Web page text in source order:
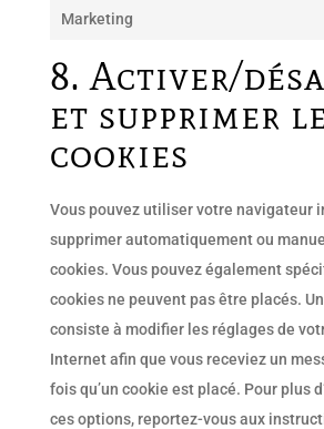
Marketing
8. Activer/
et supprimer
cookies
Vous pouvez utiliser votre navigateur
supprimer automatiquement ou
cookies. Vous pouvez également
cookies ne peuvent pas être placés.
consiste à modifier les réglages de
Internet afin que vous receviez un
fois qu’un cookie est placé. Pour plus
ces options, reportez-vous aux